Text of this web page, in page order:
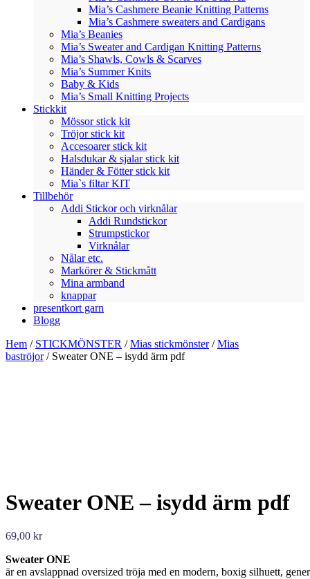
Mia’s Cashmere Beanie Knitting Patterns
Mia’s Cashmere sweaters and Cardigans
Mia’s Beanies
Mia’s Sweater and Cardigan Knitting Patterns
Mia’s Shawls, Cowls & Scarves
Mia’s Summer Knits
Baby & Kids
Mia’s Small Knitting Projects
Stickkit
Mössor stick kit
Tröjor stick kit
Accesoarer stick kit
Halsdukar & sjalar stick kit
Händer & Fötter stick kit
Mia`s filtar KIT
Tillbehör
Addi Stickor och virknålar
Addi Rundstickor
Strumpstickor
Virknålar
Nålar etc.
Markörer & Stickmått
Mina armband
knappar
presentkort garn
Blogg
Hem / STICKMÖNSTER /Mias stickmönster/Mias
baströjor/ Sweater ONE – isydd ärm pdf
Sweater ONE – isydd ärm pdf
69,00 kr
Sweater ONE
är en avslappnad oversized tröja med en modern, boxig silhuett,